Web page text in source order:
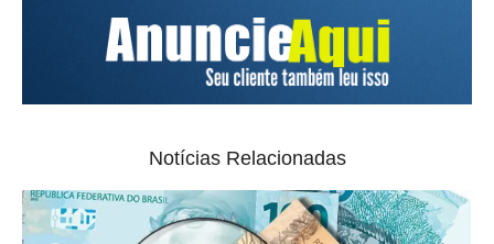
Notícias Relacionadas